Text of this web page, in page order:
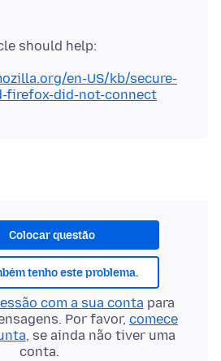
en-US/kb/secure-
firefox-did-not-connect
Colocar questão
tenho este problema.
com a sua conta para
Por favor, comece
, se ainda não tiver uma
conta.